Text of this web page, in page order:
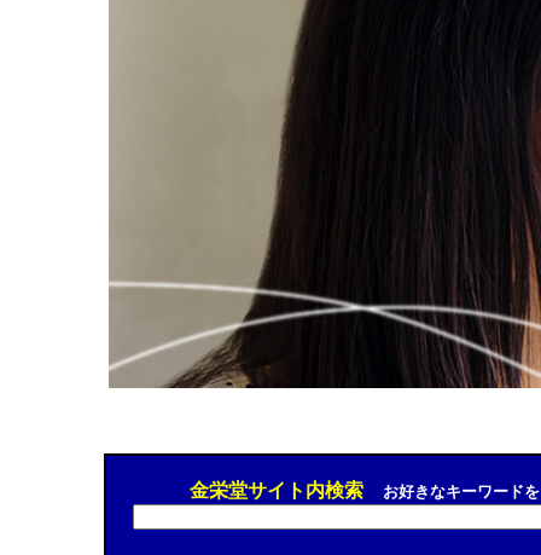
金栄堂サイト内検索 お好きなキーワード